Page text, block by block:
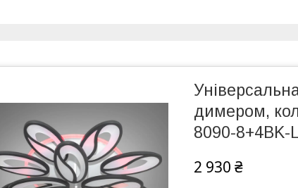
димером,
8090-8+4BK-
2 930 ₴